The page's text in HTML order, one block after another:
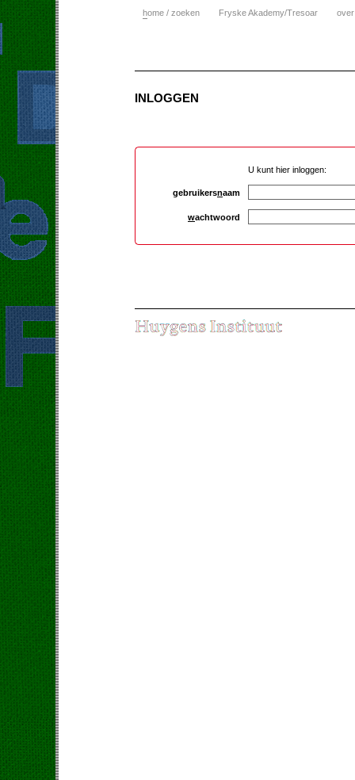
home / zoeken Fryske Akademy/Tresoar
INLOGGEN
U kunt hier inloggen:
gebruikersnaam
wachtwoord